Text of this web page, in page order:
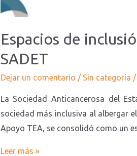
Espacios de
SADET
Dejar un comentario / Sin categoría
La Sociedad Anticancerosa del
sociedad más inclusiva al albergar
Apoyo TEA, se consolidó como un
el
en
SADET
Leer más »